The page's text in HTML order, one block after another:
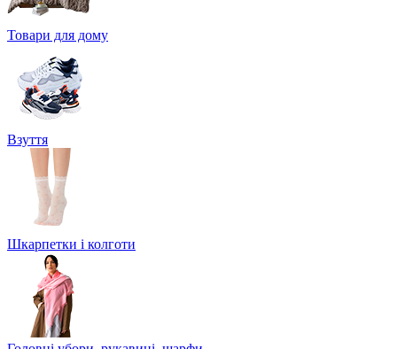
Товари для дому
Взуття
Шкарпетки і колготи